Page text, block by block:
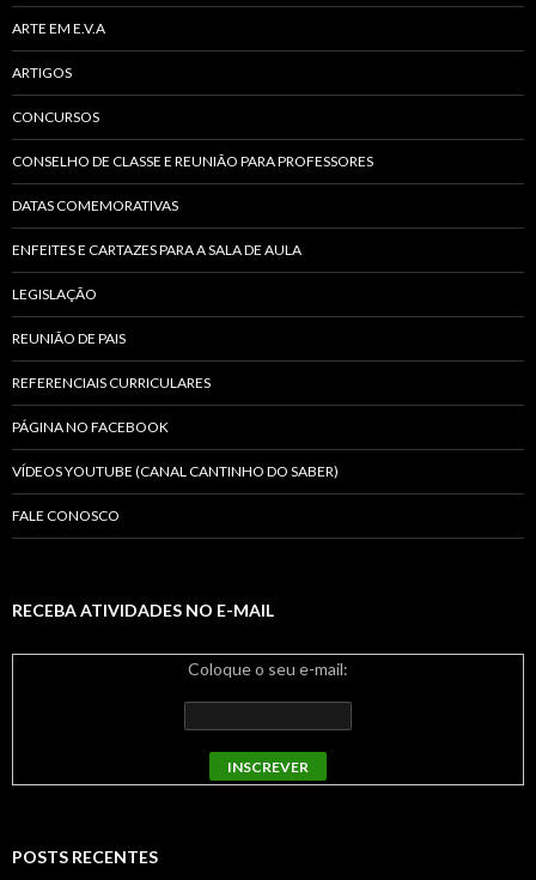
ARTE EM E.V.A
ARTIGOS
CONCURSOS
CONSELHO DE CLASSE E REUNIÃO PARA PROFESSORES
DATAS COMEMORATIVAS
ENFEITES E CARTAZES PARA A SALA DE AULA
LEGISLAÇÃO
REUNIÃO DE PAIS
REFERENCIAIS CURRICULARES
PÁGINA NO FACEBOOK
VÍDEOS YOUTUBE (CANAL CANTINHO DO SABER)
FALE CONOSCO
RECEBA ATIVIDADES NO E-MAIL
Coloque o seu e-mail:
POSTS RECENTES